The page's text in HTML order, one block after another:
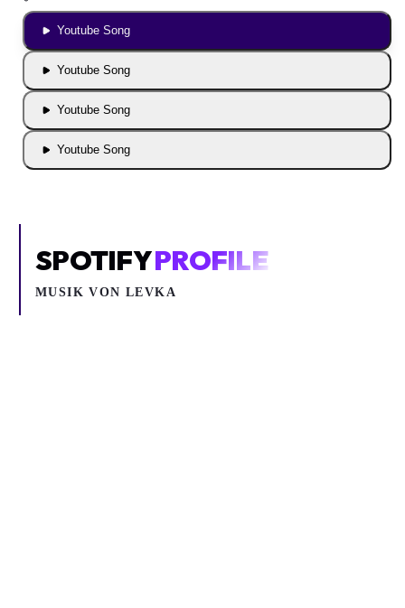
Youtube Song
Youtube Song
Youtube Song
Youtube Song
SPOTIFYPROFILE
MUSIK VONLEVKA